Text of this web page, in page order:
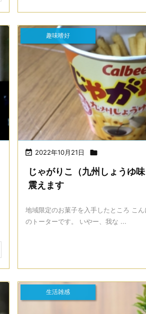
 2022年10月21日 
趣味嗜好
じゃがりこ（九州しょうゆ
震えます
地域限定のお菓子を入手したところ こ
のトーターです。 いやー、我な ...
生活雑感